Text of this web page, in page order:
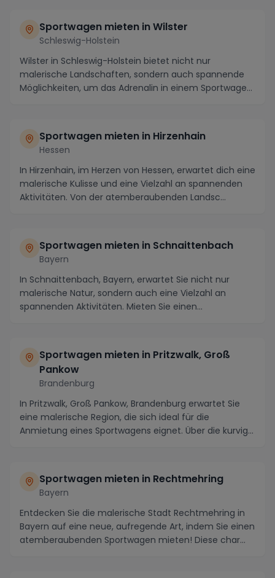
Sportwagen mieten in Wilster
Schleswig-Holstein
Wilster in Schleswig-Holstein bietet nicht nur
malerische Landschaften, sondern auch spannende
Möglichkeiten, um das Adrenalin in einem Sportwagen
Sportwagen mieten in Hirzenhain
Hessen
In Hirzenhain, im Herzen von Hessen, erwartet dich eine
malerische Kulisse und eine Vielzahl an spannenden
Aktivitäten. Von der atemberaubenden Landsc...
Sportwagen mieten in Schnaittenbach
Bayern
In Schnaittenbach, Bayern, erwartet Sie nicht nur
malerische Natur, sondern auch eine Vielzahl an
spannenden Aktivitäten. Mieten Sie einen
Sportwagen mieten in Pritzwalk, Groß
Pankow
Brandenburg
In Pritzwalk, Groß Pankow, Brandenburg erwartet Sie
eine malerische Region, die sich ideal für die
Anmietung eines Sportwagens eignet. Über die kurvig...
Sportwagen mieten in Rechtmehring
Bayern
Entdecken Sie die malerische Stadt Rechtmehring in
Bayern auf eine neue, aufregende Art, indem Sie einen
atemberaubenden Sportwagen mieten! Diese char...